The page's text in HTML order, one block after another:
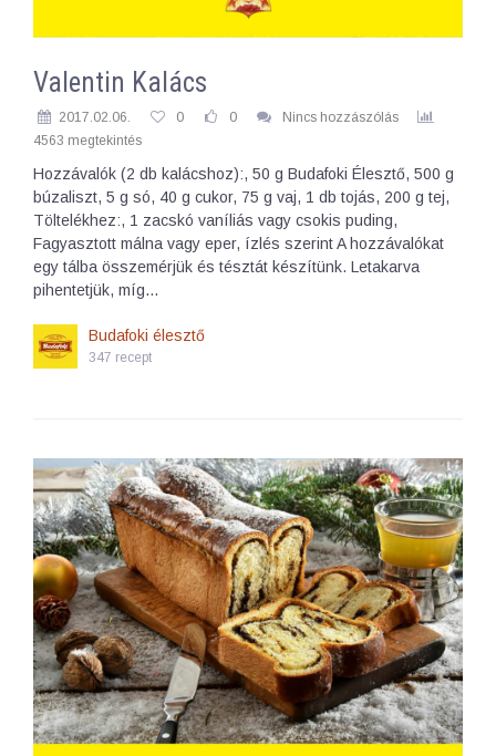
Valentin Kalács
2017.02.06. 0 0
Nincs hozzászólás
4563 megtekintés
Hozzávalók (2 db kalácshoz):, 50 g Budafoki Élesztő, 500 g
búzaliszt, 5 g só, 40 g cukor, 75 g vaj, 1 db tojás, 200 g tej,
Töltelékhez:, 1 zacskó vaníliás vagy csokis puding,
Fagyasztott málna vagy eper, ízlés szerint A hozzávalókat
egy tálba összemérjük és tésztát készítünk. Letakarva
pihentetjük, míg…
Budafoki élesztő
347 recept